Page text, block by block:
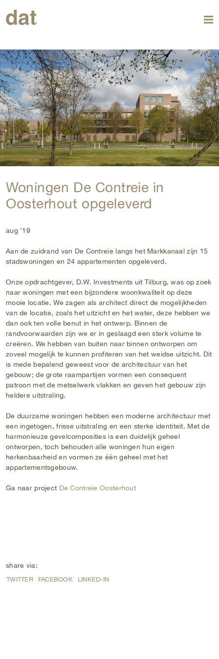
Woningen De Contreie in
Oosterhout opgeleverd
aug '19
Aan de zuidrand van De Contreie langs het Markkanaal zijn 15
stadswoningen en 24 appartementen opgeleverd.
Onze opdrachtgever, D.W. Investments uit Tilburg, was op zoek
naar woningen met een bijzondere woonkwaliteit op deze
mooie locatie. We zagen als architect direct de mogelijkheden
van de locatie, zoals het uitzicht en het water, deze hebben we
dan ook ten volle benut in het ontwerp. Binnen de
randvoorwaarden zijn we er in geslaagd een sterk volume te
creëren. We hebben van buiten naar binnen ontworpen om
zoveel mogelijk te kunnen profiteren van het weidse uitzicht. Dit
is mede bepalend geweest voor de architectuur van het
gebouw; de grote raampartijen vormen een consequent
patroon met de metselwerk vlakken en geven het gebouw zijn
heldere uitstraling.
De duurzame woningen hebben een moderne architectuur met
een ingetogen, frisse uitstraling en een sterke identiteit. Met de
harmonieuze gevelcomposities is een duidelijk geheel
ontworpen, toch behouden alle woningen hun eigen
herkenbaarheid en vormen ze één geheel met het
appartementsgebouw.
Ga naar project De Contreie Oosterhout
share via:
TWITTER FACEBOOK LINKED-IN